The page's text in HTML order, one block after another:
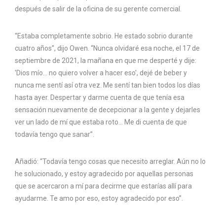
después de salir de la oficina de su gerente comercial.
“Estaba completamente sobrio. He estado sobrio durante
cuatro años”, dijo Owen. “Nunca olvidaré esa noche, el 17 de
septiembre de 2021, la mañana en que me desperté y dije:
'Dios mío… no quiero volver a hacer eso', dejé de beber y
nunca me sentí así otra vez. Me sentí tan bien todos los días
hasta ayer. Despertar y darme cuenta de que tenía esa
sensación nuevamente de decepcionar a la gente y dejarles
ver un lado de mí que estaba roto… Me di cuenta de que
todavía tengo que sanar”.
Añadió: “Todavía tengo cosas que necesito arreglar. Aún no lo
he solucionado, y estoy agradecido por aquellas personas
que se acercaron a mí para decirme que estarías allí para
ayudarme. Te amo por eso, estoy agradecido por eso”.